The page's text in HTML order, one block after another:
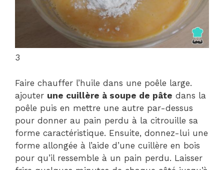
3
Faire chauffer l’huile dans une poêle large.
ajouter une cuillère à soupe de pâte dans la
poêle puis en mettre une autre par-dessus
pour donner au pain perdu à la citrouille sa
forme caractéristique. Ensuite, donnez-lui une
forme allongée à l’aide d’une cuillère en bois
pour qu’il ressemble à un pain perdu. Laisser